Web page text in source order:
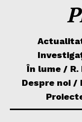
În lume / R.
Despre noi /